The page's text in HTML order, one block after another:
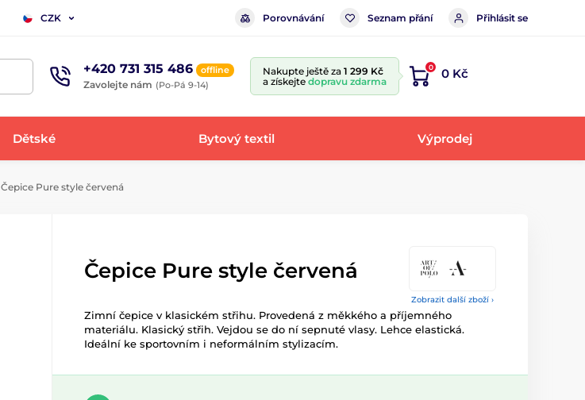
CZK Porovnávání Seznam přání Přihlásit se
+420 731 315 486 offline
Zavolejte nám (Po-Pá 9-14)
Nakupte ještě za 1 299 Kč
a získejte dopravu zdarma
0 0 Kč
Dětské Bytový textil Výprodej
Čepice Pure style červená
Zobrazit další zboží ›
Čepice Pure style červená
Zimní čepice v klasickém střihu. Provedená z měkkého a příjemného
materiálu. Klasický střih. Vejdou se do ní sepnuté vlasy. Lehce elastická.
Ideální ke sportovním i neformálním stylizacím.